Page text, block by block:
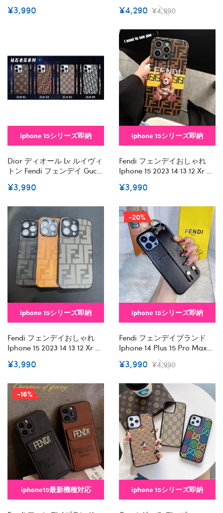
ン15 14+ 13 Pro Max レディ
ケットスマホケース コピー
Iphone14/13 Pro Max スマホ
ケース コピー
¥3,990
ースおしゃれiphone 15 2023
14 13 12 Xr Xs 8/7 Plusケース
Pro/15 Pro Max Xs/8/7 Plus
カバー ストラップ付 カード
入れ韓国風セレブ愛用
Iphone 15 アイフォン 15 14
13pro Maxケース ジャケッ
トスマホケース コピー
¥4,290 ¥4,990
iphone 15シリーズ即納
Dior ディオール Lv ルイヴィ
トン Fendi フェンデイ Gucci
Plus 15 Pro Maxケースハイ
13 Pro Max レディースメン
ズ激安おしゃれiphone 15
2023 14 13 12 Xr Xs 8/7 Plus
ケース 手帳型バッグ型韓国
風セレブ愛用 Iphone 15 アイ
フォン 15 14 13pro Maxケー
ス ジャケットスマホケース
コピー
¥3,990
iphone 15シリーズ即納
Fendi フェンデイおしゃれ
Iphone 15 2023 14 13 12 Xr Xs
グ型iphone 15/14 Pro/15 Pro
ラップ付 カード入れiphone
14 15 Plusケースカバースタ
ンド付きiphone14/13 Pro
Max スマホケース コピー
¥3,990
iphone 15シリーズ即納
Fendi フェンデイおしゃれ
Iphone 15 2023 14 13 12 Xr Xs
グ型iphone 15/14 Pro/15 Pro
ラップ付 カード入れ韓国風
セレブ愛用 Iphone 15 アイフ
ォン 15 14 13pro Maxケー
ス ジャケットスマホケース
コピーiphone14/13 Pro Max
スマホケース コピー
¥3,990
-20%
iphone 15シリーズ即納
Fendi フェンデイブランド
Iphone 14 Plus 15 Pro Maxケ
ースおしゃれiphone 15 2023
14 13 12 Xr Xs 8/7 Plusケース
ブ愛用 Iphone 15 アイフォン
15 14 13pro Maxケース ジャ
ケットスマホケース コピー
Iphone14/13 Pro Max スマホ
ケース コピー
¥3,990 ¥4,990
-16%
iphone15最新機種対応 iphone 15シリーズ即納